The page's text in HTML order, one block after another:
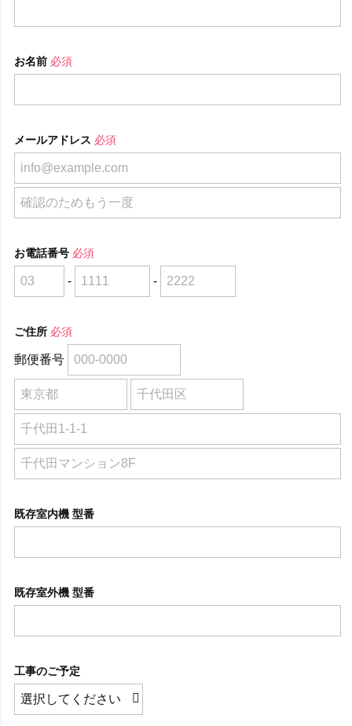
お名前 必須
メールアドレス 必須
お電話番号 必須
- -
ご住所 必須
郵便番号
既存室内機 型番
既存室外機 型番
工事のご予定